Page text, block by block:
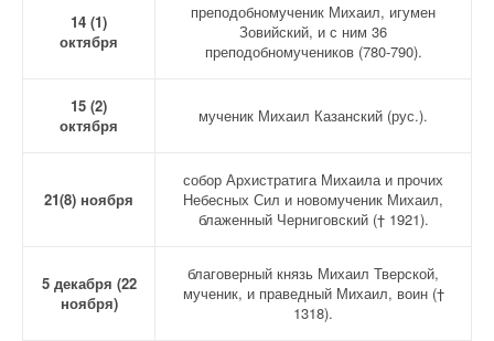
14 (1)
октября
преподобномученик Михаил, игумен
Зовийский, и с ним 36
преподобномучеников (780-790).
15 (2)
октября
мученик Михаил Казанский (рус.).
21(8) ноября
собор Архистратига Михаила и прочих
Небесных Сил и новомученик Михаил,
блаженный Черниговский († 1921).
5 декабря (22
ноября)
благоверный князь Михаил Тверской,
мученик, и праведный Михаил, воин (†
1318).